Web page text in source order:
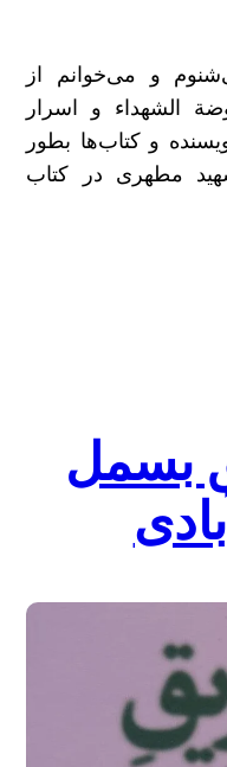
و می‌خوانم از
الشهداء و اسرار
و کتاب‌ها بطور
مطهری در کتاب
بسمل